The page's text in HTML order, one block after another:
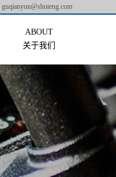
guqianyun@shuteng.com
关于我们